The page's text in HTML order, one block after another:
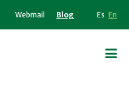
Webmail Blog Es En